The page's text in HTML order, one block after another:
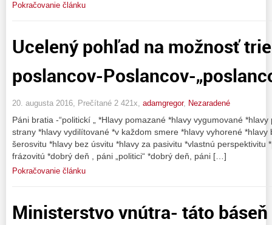
Pokračovanie článku
Ucelený pohľad na možnosť
poslancov-Poslancov-
20. augusta 2016, Prečítané 2 421x, adamgregor, Nezaradené
Páni bratia -“politickí „ *Hlavy pomazané *hlavy vygumované
strany *hlavy vydilítované *v každom smere *hlavy vyhorené
šerosvitu *hlavy bez úsvitu *hlavy za pasivitu *vlastnú perspektivitu
frázovitú *dobrý deň , páni „politici“ *dobrý deň, páni […]
Pokračovanie článku
Ministerstvo vnútra- táto